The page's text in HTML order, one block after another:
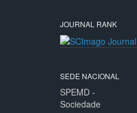
JOURNAL RANK
SEDE NACIONAL
SPEMD -
Sociedade